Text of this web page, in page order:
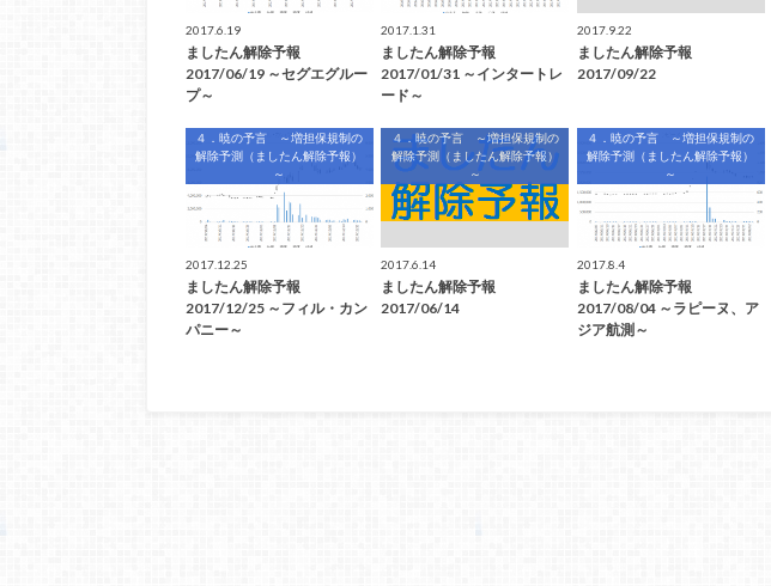
2017.6.19
ましたん解除予報
2017/06/19 ～セグエグルー
プ～
2017.1.31
ましたん解除予報
2017/01/31 ～インタートレ
ード～
2017.9.22
ましたん解除予報
2017/09/22
４．暁の予言 ～増担保規制の
解除予測（ましたん解除予報）
～
2017.12.25
ましたん解除予報
2017/12/25 ～フィル・カン
パニー～
４．暁の予言 ～増担保規制の
解除予測（ましたん解除予報）
～
2017.6.14
ましたん解除予報
2017/06/14
４．暁の予言 ～増担保規制の
解除予測（ましたん解除予報）
～
2017.8.4
ましたん解除予報
2017/08/04 ～ラピーヌ、ア
ジア航測～